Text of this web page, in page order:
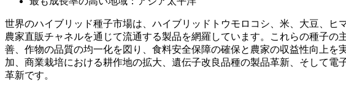
世界のハイブリッド種子市場は、ハイブリッドトウモロコシ、米、大豆、ヒ
農家直販チャネルを通じて流通する製品を網羅しています。これらの種子の
善、作物の品質の均一化を図り、食料安全保障の確保と農家の収益性向上を
加、商業栽培における耕作地の拡大、遺伝子改良品種の製品革新、そして電
革新です。